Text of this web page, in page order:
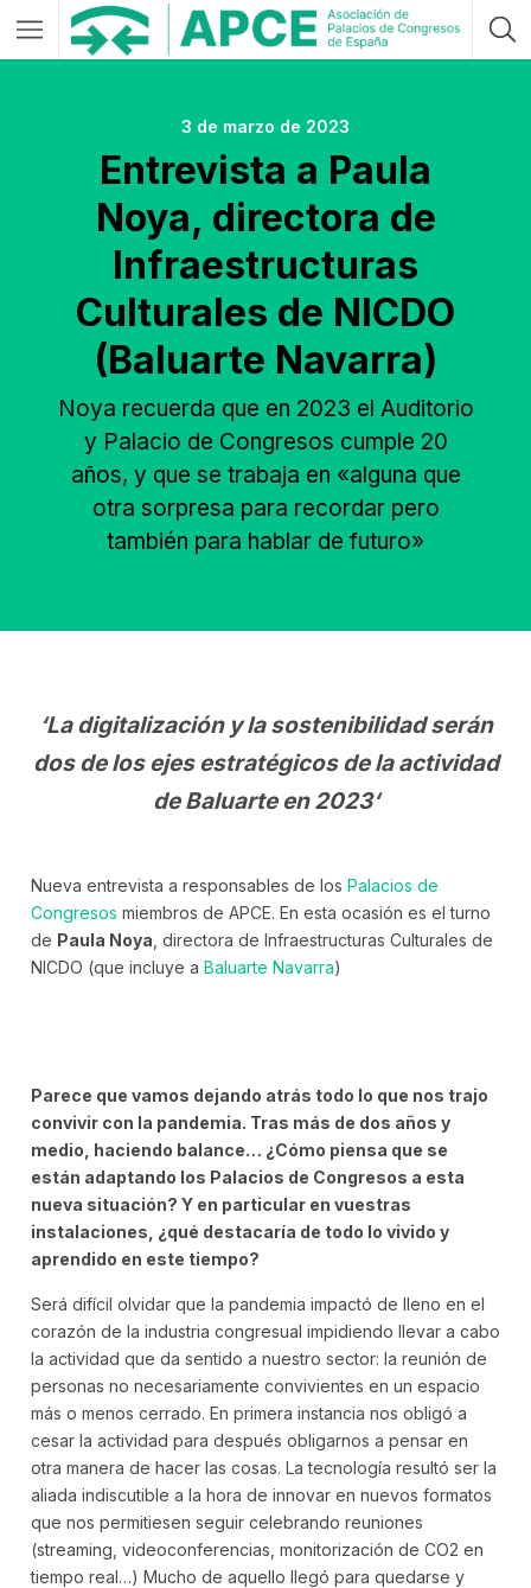
3 de marzo de 2023
Entrevista a Paula
Noya, directora de
Infraestructuras
Culturales de NICDO
(Baluarte Navarra)
Noya recuerda que en 2023 el Auditorio
y Palacio de Congresos cumple 20
años, y que se trabaja en «alguna que
otra sorpresa para recordar pero
también para hablar de futuro»
‘La digitalización y la sostenibilidad serán
dos de los ejes estratégicos de la actividad
de Baluarte en 2023‘
Nueva entrevista a responsables de los Palacios de
Congresos miembros de APCE. En esta ocasión es el turno
de Paula Noya , directora de Infraestructuras Culturales de
NICDO (que incluye a Baluarte Navarra)
Parece que vamos dejando atrás todo lo que nos trajo
convivir con la pandemia. Tras más de dos años y
medio, haciendo balance… ¿Cómo piensa que se
están adaptando los Palacios de Congresos a esta
nueva situación? Y en particular en vuestras
instalaciones, ¿qué destacaría de todo lo vivido y
aprendido en este tiempo?
Será difícil olvidar que la pandemia impactó de lleno en el
corazón de la industria congresual impidiendo llevar a cabo
la actividad que da sentido a nuestro sector: la reunión de
personas no necesariamente convivientes en un espacio
más o menos cerrado. En primera instancia nos obligó a
cesar la actividad para después obligarnos a pensar en
otra manera de hacer las cosas. La tecnología resultó ser la
aliada indiscutible a la hora de innovar en nuevos formatos
que nos permitiesen seguir celebrando reuniones
(streaming, videoconferencias, monitorización de CO2 en
tiempo real…) Mucho de aquello llegó para quedarse y